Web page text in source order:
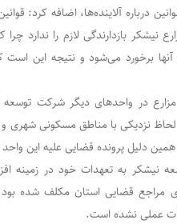
درباره آلاینده‌ها، اضافه کرد:
نیشکر بازدارندگی لازم را ندارد
برخورد می‌شود و نتیجه این
در واحدهای دیگر شرکت
نزدیکی با مناطق مسکونی شهری و
دلیل پرونده قضایی علیه این
نیشکر به تعهدات خود در زمینه
مراجع قضایی استان مکلف شده
عملی نشده است.